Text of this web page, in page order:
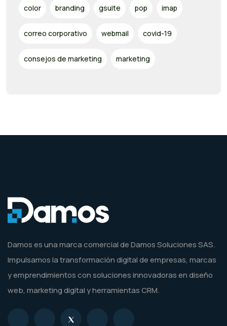
color branding gsuite pop imap
correo corporativo webmail covid-19
consejos de marketing marketing
Damos es una marca comercial de Damos Soluciones SAS.
Impulsamos la transformación digital de empresas, marcas
y emprendimientos con soluciones innovadoras en diseño
web, marketing digital y herramientas CRM.